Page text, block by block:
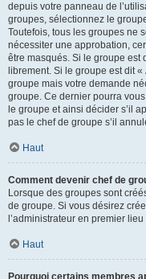
depuis votre panneau de
groupes, sélectionnez le
Toutefois, tous les groupes ne
nécessiter une approbation,
être masqués. Si le groupe est
librement. Si le groupe est dit
groupe mais votre demande
groupe. Ce dernier pourra
le groupe et ainsi décider s’il
pas le chef de groupe s’il
Haut
Comment devenir chef de
Lorsque des groupes sont
de groupe. Si vous désirez
l’administrateur en premier
Haut
Pourquoi certains membres